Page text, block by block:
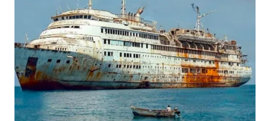
WN
CIANJUR
WN
KEPULAUAN
SERIBU